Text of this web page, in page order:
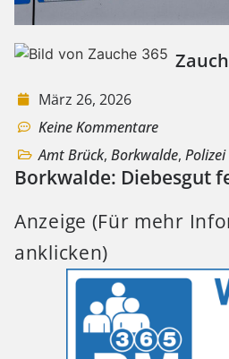
März 26, 2026
Keine Kommentare
Amt Brück, Borkwalde, Polizei
Borkwalde: Diebesgut
Anzeige (Für mehr
anklicken)